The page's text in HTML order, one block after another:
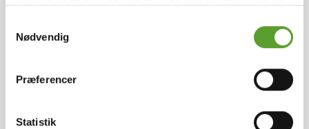
Nødvendig
Præferencer
Statistik
ruten. I kan også tage en tur på Vikingemuseet
Sejl til Ærø og kom helt ned i ferietempo i smukke
Marstal og Ærøskøbing, eller udforsk den smukke
natur og se de mange stendysser på Langeland.